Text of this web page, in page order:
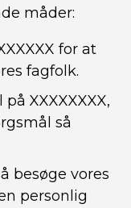
måder:
for at
fagfolk.
XXXXXXXX,
så
besøge vores
personlig